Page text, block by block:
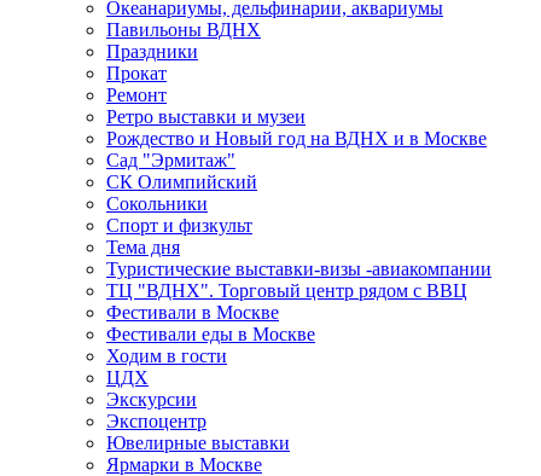
Океанариумы, дельфинарии, аквариумы
Павильоны ВДНХ
Праздники
Прокат
Ремонт
Ретро выставки и музеи
Рождество и Новый год на ВДНХ и в Москве
Сад "Эрмитаж"
СК Олимпийский
Сокольники
Спорт и физкульт
Тема дня
Туристические выставки-визы -авиакомпании
ТЦ "ВДНХ". Торговый центр рядом с ВВЦ
Фестивали в Москве
Фестивали еды в Москве
Ходим в гости
ЦДХ
Экскурсии
Экспоцентр
Ювелирные выставки
Ярмарки в Москве